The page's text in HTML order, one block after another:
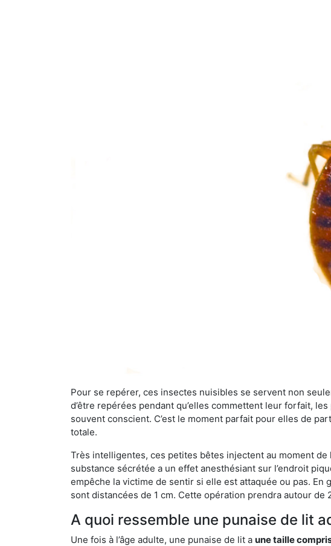
Pour se repérer, ces insectes nuisibles se servent non
d’être repérées pendant qu’elles commettent leur forfait,
souvent conscient. C’est le moment parfait pour elles de
totale.
Très intelligentes, ces petites bêtes injectent au moment
substance sécrétée a un effet anesthésiant sur l’endroit
empêche la victime de sentir si elle est attaquée ou pas.
sont distancées de 1 cm. Cette opération prendra autour
A quoi ressemble une punaise de lit
Une fois à l’âge adulte, une punaise de lit a une taille